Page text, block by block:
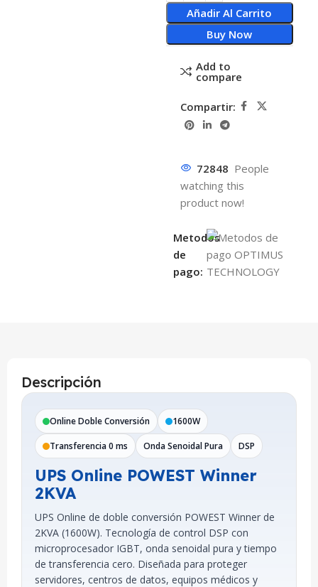
Añadir Al Carrito
Buy Now
Add to
compare
Compartir:
72848 People
watching this
product now!
Metodos
de
pago:
Descripción
Online Doble Conversión 1600W
Transferencia 0 ms Onda Senoidal Pura DSP
UPS Online POWEST Winner
2KVA
UPS Online de doble conversión POWEST Winner de
2KVA (1600W). Tecnología de control DSP con
microprocesador IGBT, onda senoidal pura y tiempo
de transferencia cero. Diseñada para proteger
servidores, centros de datos, equipos médicos y